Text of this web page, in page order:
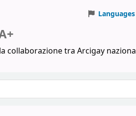
Languages
collaborazione tra Arcigay